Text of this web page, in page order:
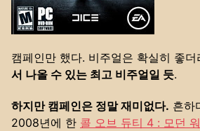
캠페인만 했다. 비주얼은 확실히 좋더
서 나올 수 있는 최고 비주얼일 듯.
하지만 캠페인은 정말 재미없다. 흔하
2008년에 한 콜 오브 듀티 4 : 모던